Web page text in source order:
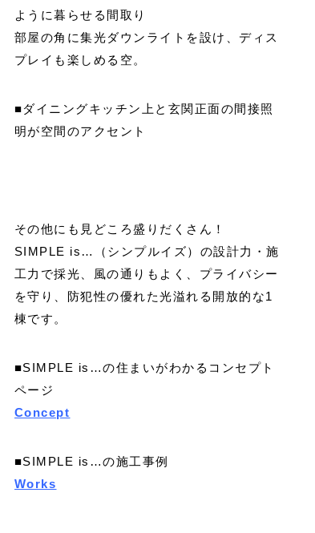
ように暮らせる間取り
部屋の角に集光ダウンライトを設け、ディス
プレイも楽しめる空。
■ダイニングキッチン上と玄関正面の間接照
明が空間のアクセント
その他にも見どころ盛りだくさん！
SIMPLE is…（シンプルイズ）の設計力・施
工力で採光、風の通りもよく、プライバシー
を守り、防犯性の優れた光溢れる開放的な1
棟です。
■SIMPLE is…の住まいがわかるコンセプト
ページ
Concept
■SIMPLE is…の施工事例
Works